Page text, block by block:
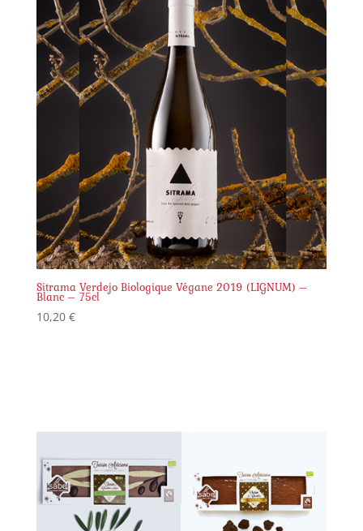
Sitrama Verdejo Biologique Végane 2019 (LIGNUM) –
Blanc – 75cl
10,20 €